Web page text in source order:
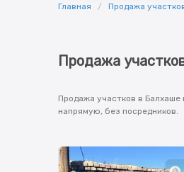
Главная Продажа
Продажа
Продажа участков в
напрямую, без посредников.